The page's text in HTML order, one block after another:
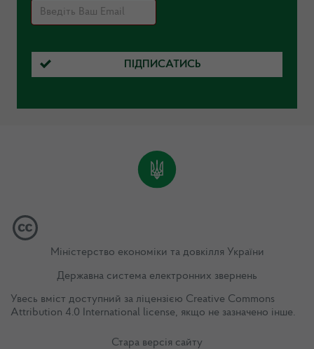
ПІДПИСАТИСЬ
Міністерство економіки та довкілля України
Державна система електронних звернень
Увесь вміст доступний за ліцензією Creative Commons
Attribution 4.0 International license, якщо не зазначено інше.
Стара версія сайту